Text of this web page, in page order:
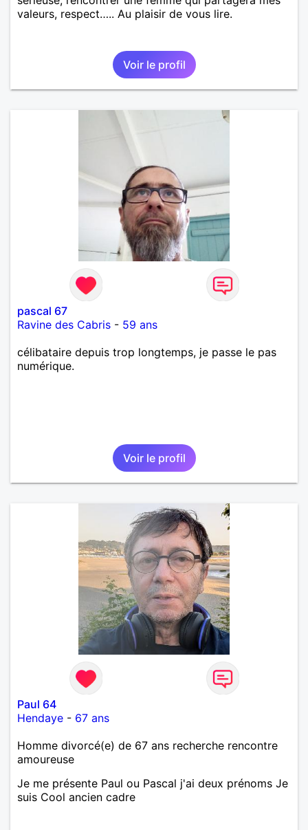
valeurs, respect….. Au plaisir de vous lire.
Voir le profil
pascal 67
Ravine des Cabris - 59 ans
célibataire depuis trop longtemps, je passe le pas
numérique.
Voir le profil
Paul 64
Hendaye - 67 ans
Homme divorcé(e) de 67 ans recherche rencontre
amoureuse
Je me présente Paul ou Pascal j'ai deux prénoms Je
suis Cool ancien cadre